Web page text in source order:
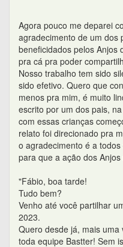
Agora pouco me deparei
agradecimento de um dos
beneficidados pelos Anjos
pra cá pra poder
Nosso trabalho tem sido
sido efetivo. Quero que
menos pra mim, é muito
escrito por um dos pais,
com essas crianças
relato foi direcionado pra
o agradecimento é a
para que a ação dos
"Fábio, boa tarde!
Tudo bem?
Venho até você partilhar
2023.
Quero desde já, mais
toda equipe Bastter! Sem